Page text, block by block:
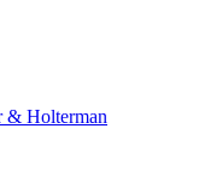
& Holterman